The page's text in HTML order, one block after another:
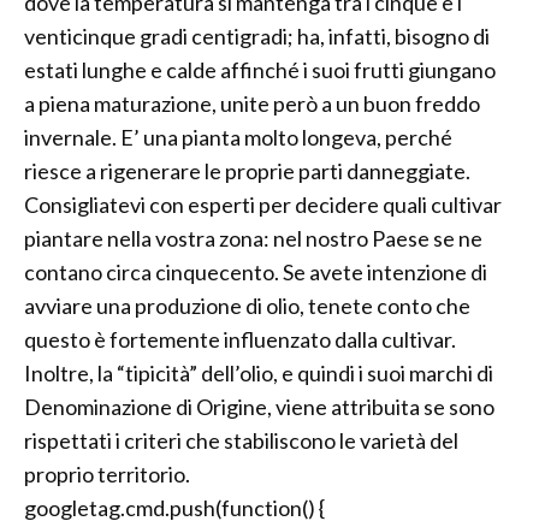
venticinque gradi centigradi; ha, infatti, bisogno di
estati lunghe e calde affinché i suoi frutti giungano
a piena maturazione, unite però a un buon freddo
invernale. E’ una pianta molto longeva, perché
riesce a rigenerare le proprie parti danneggiate.
Consigliatevi con esperti per decidere quali cultivar
piantare nella vostra zona: nel nostro Paese se ne
contano circa cinquecento. Se avete intenzione di
avviare una produzione di olio, tenete conto che
questo è fortemente influenzato dalla cultivar.
Inoltre, la “tipicità” dell’olio, e quindi i suoi marchi di
Denominazione di Origine, viene attribuita se sono
rispettati i criteri che stabiliscono le varietà del
proprio territorio.
googletag.cmd.push(function() {